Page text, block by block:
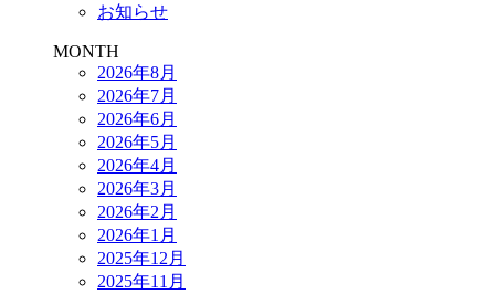
お知らせ
MONTH
2026年8月
2026年7月
2026年6月
2026年5月
2026年4月
2026年3月
2026年2月
2026年1月
2025年12月
2025年11月